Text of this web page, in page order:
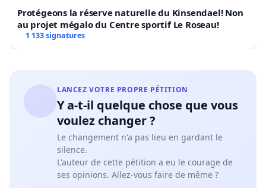
Protégeons la réserve naturelle du Kinsendael! Non
au projet mégalo du Centre sportif Le Roseau!
1 133 signatures
LANCEZ VOTRE PROPRE PÉTITION
Y a-t-il quelque chose que vous
voulez changer ?
Le changement n'a pas lieu en gardant le
silence.
L'auteur de cette pétition a eu le courage de
ses opinions. Allez-vous faire de même ?